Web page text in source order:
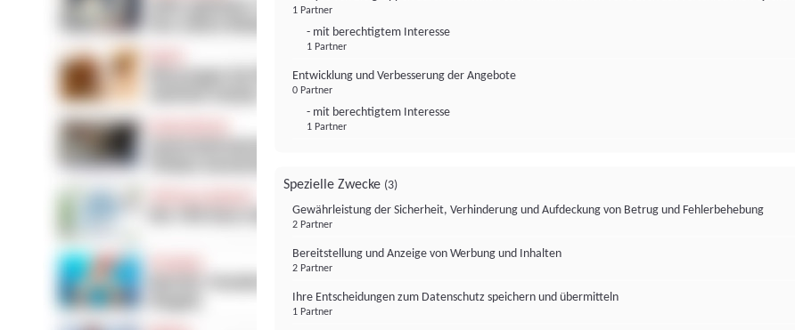
1 Partner
- mit berechtigtem Interesse
1 Partner
Entwicklung und Verbesserung der Angebote
0 Partner
- mit berechtigtem Interesse
1 Partner
Spezielle Zwecke (3)
Gewährleistung der Sicherheit, Verhinderung und Aufdeckung von Betrug und Fehlerbehebung
2 Partner
Bereitstellung und Anzeige von Werbung und Inhalten
2 Partner
Ihre Entscheidungen zum Datenschutz speichern und übermitteln
1 Partner